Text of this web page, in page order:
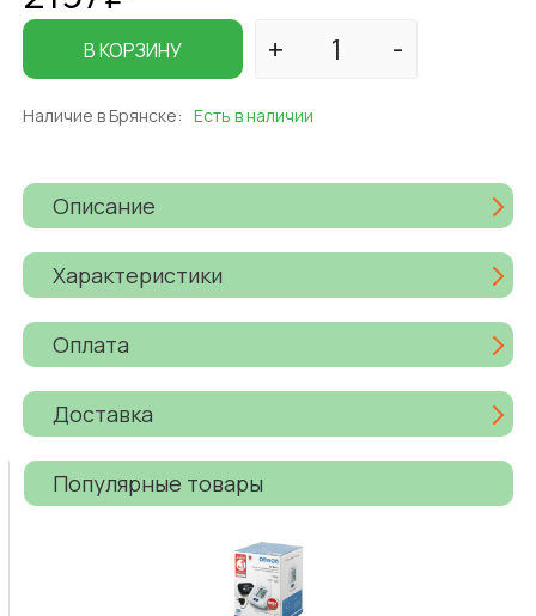
В КОРЗИНУ
Наличие в Брянске: Есть в наличии
Описание
Характеристики
Оплата
Доставка
Популярные товары